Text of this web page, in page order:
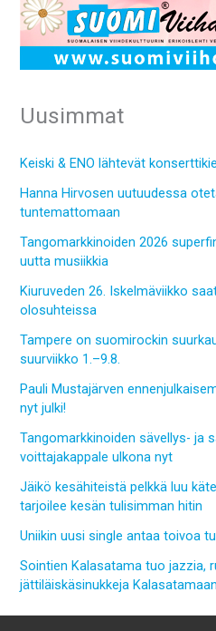
Uusimmat
Keiski & ENO lähtevät
Hanna Hirvosen uutuudessa
tuntemattomaan
Tangomarkkinoiden 2026
uutta musiikkia
Kiuruveden 26. Iskelmäviikko
olosuhteissa
Tampere on suomirockin
suurviikko 1.–9.8.
Pauli Mustajärven
nyt julki!
Tangomarkkinoiden sävellys- ja
voittajakappale ulkona nyt
Jäikö kesähiteistä pelkkä luu
tarjoilee kesän tulisimman hitin
Uniikin uusi single antaa toivoa
Sointien Kalasatama tuo jazzia,
jättiläiskäsinukkeja